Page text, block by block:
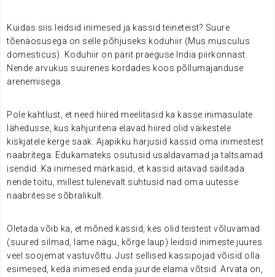
Kuidas siis leidsid inimesed ja kassid teineteist? Suure
tõenäosusega on selle põhjuseks koduhiir (Mus musculus
domesticus). Koduhiir on pärit praeguse India piirkonnast.
Nende arvukus suurenes kordades koos põllumajanduse
arenemisega.
Pole kahtlust, et need hiired meelitasid ka kasse inimasulate
lähedusse, kus kahjuritena elavad hiired olid väikestele
kiskjatele kerge saak. Ajapikku harjusid kassid oma inimestest
naabritega. Edukamateks osutusid usaldavamad ja taltsamad
isendid. Ka inimesed märkasid, et kassid aitavad säilitada
nende toitu, millest tulenevalt suhtusid nad oma uutesse
naabritesse sõbralikult.
Oletada võib ka, et mõned kassid, kes olid teistest võluvamad
(suured silmad, lame nägu, kõrge laup) leidsid inimeste juures
veel soojemat vastuvõttu. Just sellised kassipojad võisid olla
esimesed, keda inimesed enda juurde elama võtsid. Arvata on,